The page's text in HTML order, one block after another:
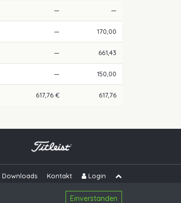
Einverstanden
— —
— 170,00
— 661,43
— 150,00
617,76 € 617,76
Downloads Kontakt Login